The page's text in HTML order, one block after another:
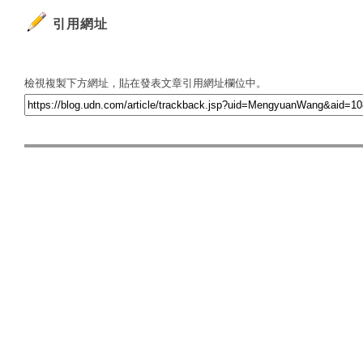
引用網址
檢視複製下方網址，貼在發表文章引用網址欄位中。